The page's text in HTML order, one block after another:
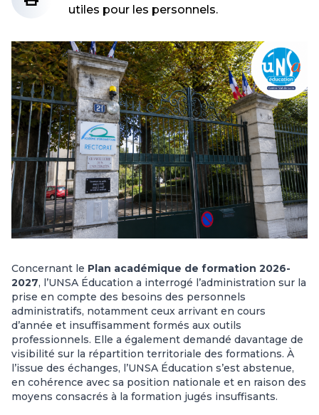
utiles pour les personnels.
Concernant le Plan académique de formation 2026-
2027, l’UNSA Éducation a interrogé l’administration sur la
prise en compte des besoins des personnels
administratifs, notamment ceux arrivant en cours
d’année et insuffisamment formés aux outils
professionnels. Elle a également demandé davantage de
visibilité sur la répartition territoriale des formations. À
l’issue des échanges, l’UNSA Éducation s’est abstenue,
en cohérence avec sa position nationale et en raison des
moyens consacrés à la formation jugés insuffisants.